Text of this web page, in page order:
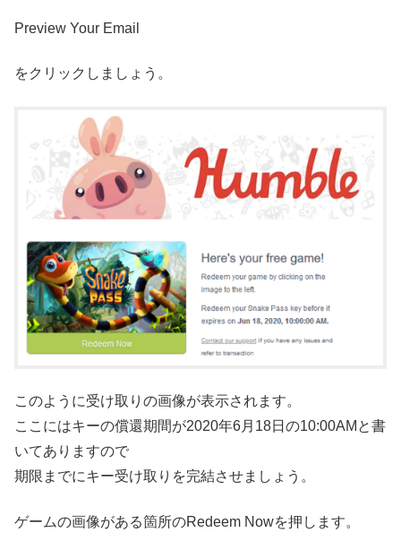
Preview Your Email
をクリックしましょう。
このように受け取りの画像が表示されます。
ここにはキーの償還期間が2020年6月18日の10:00AMと書
いてありますので
期限までにキー受け取りを完結させましょう。
ゲームの画像がある箇所のRedeem Nowを押します。